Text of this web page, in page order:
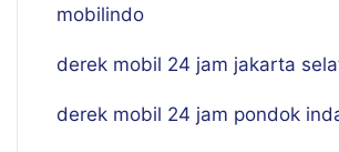
mobilindo
derek mobil 24 jam jakarta
derek mobil 24 jam pondok